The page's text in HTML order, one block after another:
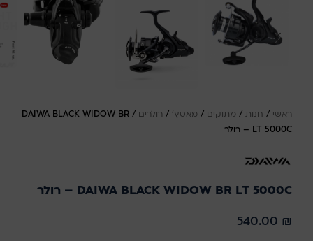
ראשי / חנות / מתוקים / מאטץ' / רולרים /
DAIWA BLACK WIDOW BR
LT 5000C – רולר
DAIWA BLACK WIDOW BR LT 5000C – רולר
540.00 ₪